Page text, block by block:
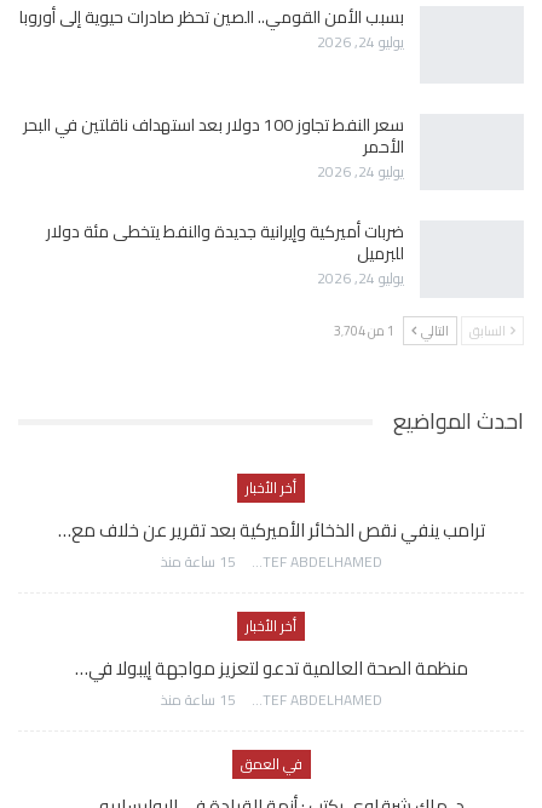
بسبب الأمن القومي.. الصين تحظر صادرات حيوية إلى أوروبا
يوليو 24, 2026
سعر النفط تجاوز 100 دولار بعد استهداف ناقلتين في البحر
الأحمر
يوليو 24, 2026
ضربات أميركية وإيرانية جديدة والنفط يتخطى مئة دولار
للبرميل
يوليو 24, 2026
السابق التالي 1 من 3٬704
احدث المواضيع
أخر الأخبار
ترامب ينفي نقص الذخائر الأميركية بعد تقرير عن خلاف مع…
AWATEF ABDELHAMED 15 ساعة منذ
أخر الأخبار
منظمة الصحة العالمية تدعو لتعزيز مواجهة إيبولا في…
AWATEF ABDELHAMED 15 ساعة منذ
في العمق